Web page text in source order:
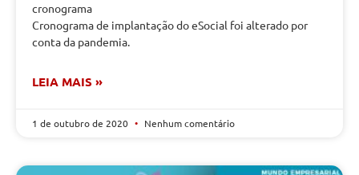
cronograma
Cronograma de implantação do eSocial foi alterado por
conta da pandemia.
LEIA MAIS »
1 de outubro de 2020 Nenhum comentário